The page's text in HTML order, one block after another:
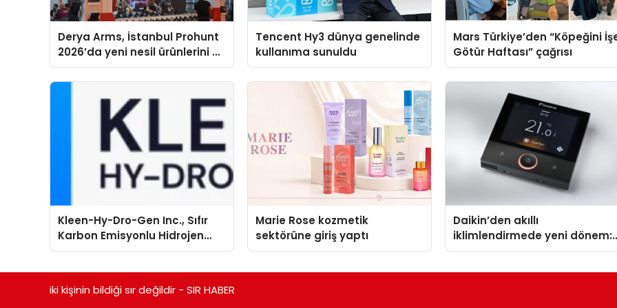
Derya Arms, İstanbul Prohunt
2026’da yeni nesil ürünlerini ve
global marka vizyonunu
sergiledi
Tencent Hy3 dünya genelinde
kullanıma sunuldu
Mars Türkiye’den “Köpeğini
Götür Haftası” çağrısı
Kleen-Hy-Dro-Gen Inc., Sıfır
Karbon Emisyonlu Hidrojen
Isıtma Teknolojisinde ISO ve
Marie Rose kozmetik
sektörüne giriş yaptı
Daikin’den akıllı
iklimlendirmede yeni dönem:
Madoka Plus Türkiye’de
iki kişinin bildiği sır değildir - SIR HABER